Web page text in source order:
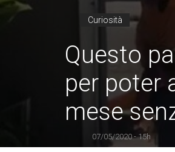
Curiosità
Questo
per poter
mese
07/05/2020 - 15h